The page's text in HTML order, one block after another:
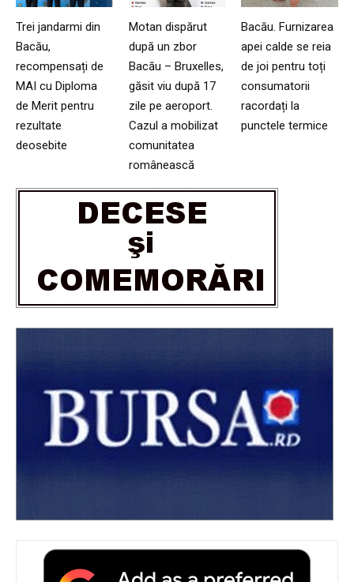
Trei jandarmi din
Bacău,
recompensați de
MAI cu Diploma
de Merit pentru
rezultate
deosebite
Motan dispărut
după un zbor
Bacău – Bruxelles,
găsit viu după 17
zile pe aeroport.
Cazul a mobilizat
comunitatea
românească
Bacău. Furnizarea
apei calde se reia
de joi pentru toți
consumatorii
racordați la
punctele termice